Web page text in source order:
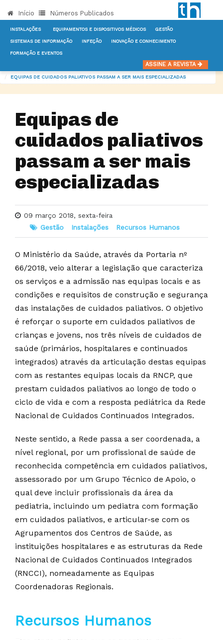
Início Números Publicados
INSTALAÇÕES EQUIPAMENTOS E DISPOSITIVOS MÉDICOS GESTÃO
SISTEMAS DE INFORMAÇÃO INFEÇÃO INOVAÇÃO E CONHECIMENTO
FORMAÇÃO E EVENTOS
ASSINE A REVISTA
EQUIPAS DE CUIDADOS PALIATIVOS PASSAM A SER MAIS ESPECIALIZADAS
Equipas de
cuidados paliativos
passam a ser mais
especializadas
09 março 2018, sexta-feira
Gestão
Instalações Recursos Humanos
O Ministério da Saúde, através da Portaria nº
66/2018, veio alterar a legislação que caracteriza
os serviços e a admissão nas equipas locais e as
condições e requisitos de construção e segurança
das instalações de cuidados paliativos. O objetivo
é reforçar o suporte em cuidados paliativos de
crianças e jovens, nos três níveis de cuidados de
saúde (primários, hospitalares e continuados
integrados) através da articulação destas equipas
com as restantes equipas locais da RNCP, que
prestam cuidados paliativos ao longo de todo o
ciclo de vida e com a resposta pediátrica da Rede
Nacional de Cuidados Continuados Integrados.
Neste sentido, a Rede passa a ser coordenada, a
nível regional, por um profissional de saúde de
reconhecida competência em cuidados paliativos,
assessorado por um Grupo Técnico de Apoio, o
qual deve incluir profissionais da área da
pediatria, incluindo um pediatra com formação
em cuidados paliativos, e articular-se com os
Agrupamentos dos Centros de Saúde, as
instituições hospitalares e as estruturas da Rede
Nacional de Cuidados Continuados Integrados
(RNCCI), nomeadamente as Equipas
Coordenadoras Regionais.
Recursos Humanos